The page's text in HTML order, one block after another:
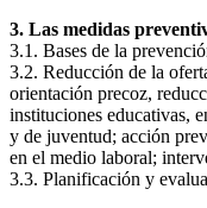
3. Las medidas
3.1. Bases de la
3.2. Reducción de la
orientación precoz,
instituciones educativas,
y de juventud; acción
en el medio laboral;
3.3. Planificación y